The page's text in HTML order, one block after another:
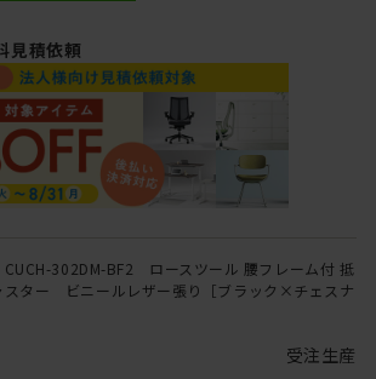
見積依頼
302DM-BF2 ロースツール 腰フレーム付 抵
スター ビニールレザー張り［ブラック×チェスナ
受注生産